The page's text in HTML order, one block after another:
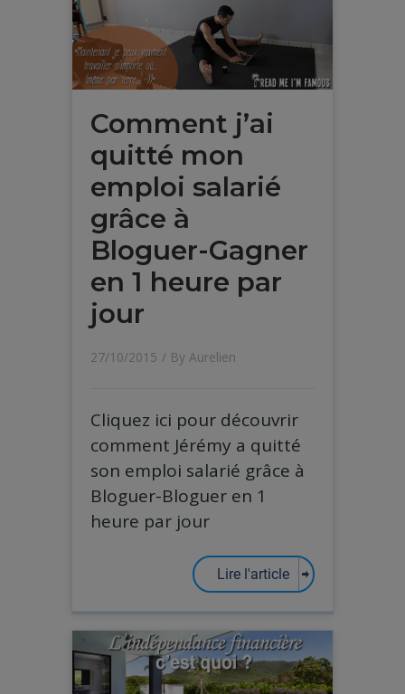
Comment j’ai
quitté mon
emploi salarié
grâce à
Bloguer-Gagner
en 1 heure par
jour
27/10/2015 / By Aurelien
Cliquez ici pour découvrir
comment Jérémy a quitté
son emploi salarié grâce à
Bloguer-Bloguer en 1
heure par jour
Lire l'article